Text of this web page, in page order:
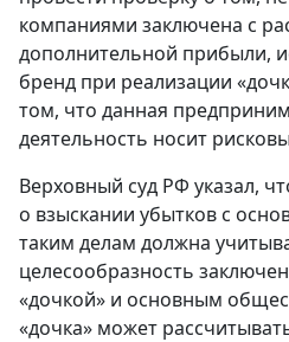
компаниями заключена с
дополнительной прибыли,
бренд при реализации
том, что данная
деятельность носит
Верховный суд РФ указал,
о взыскании убытков с
таким делам должна
целесообразность
«дочкой» и основным
«дочка» может